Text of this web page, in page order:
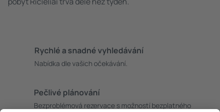
Rychlé a snadné vyhledávání
Nabídka dle vašich očekávání.
Pečlivé plánování
Bezproblémová rezervace s možností bezplatného